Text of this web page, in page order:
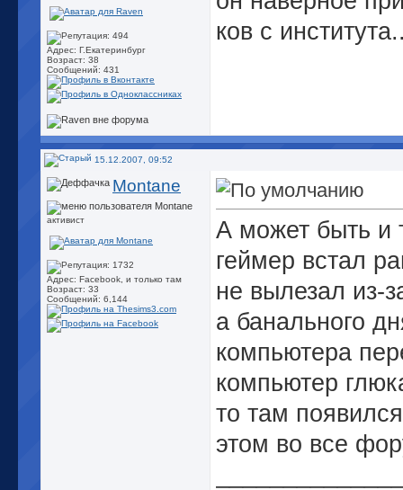
Адрес: Г.Екатеринбург
Возраст: 38
Сообщений: 431
ков с
15.12.2007, 09:52
Montane
активист
Адрес: Facebook, и только там
Возраст: 33
Сообщений: 6,144
А может быть и
геймер встал
не вылезал из-
а банального
компьютера
компьютер
то там
этом во все